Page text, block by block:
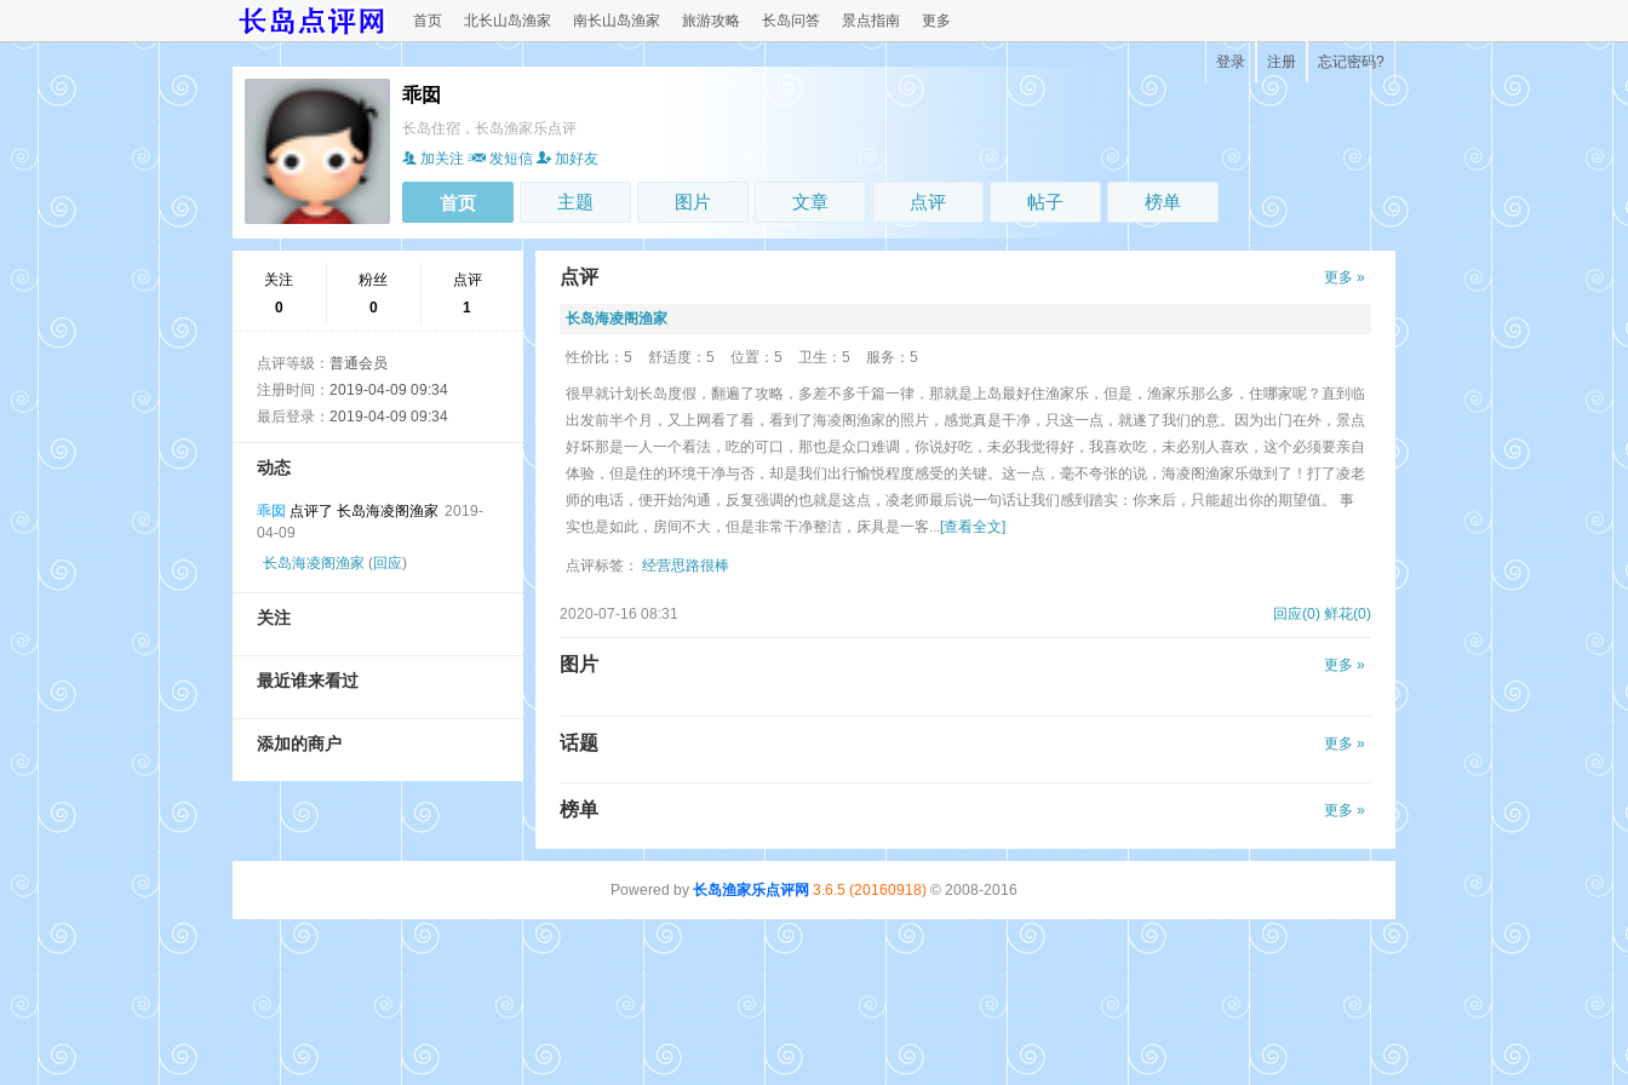
首页 北长山岛渔家 南长山岛渔家 旅游攻略 长岛问答 景点指南 更多
忘记密码?
注册
登录
乖囡
长岛住宿，长岛渔家乐点评
加关注
发短信 加好友
首页 主题 图片 文章 点评 帖子 榜单
关注
0
粉丝
0
点评
1
点评等级： 普通会员
注册时间： 2019-04-09 09:34
最后登录： 2019-04-09 09:34
动态
乖囡 点评了 长岛海凌阁渔家 2019-
04-09
长岛海凌阁渔家 (回应)
关注
最近谁来看过
添加的商户
点评 更多 »
长岛海凌阁渔家
性价比：5 舒适度：5 位置：5 卫生：5 服务：5
很早就计划长岛度假，翻遍了攻略，多差不多千篇一律，那就是上岛最好住渔家乐，但是，渔家乐那么多，住哪家呢？直到临
出发前半个月，又上网看了看，看到了海凌阁渔家的照片，感觉真是干净，只这一点，就遂了我们的意。因为出门在外，景点
好坏那是一人一个看法，吃的可口，那也是众口难调，你说好吃，未必我觉得好，我喜欢吃，未必别人喜欢，这个必须要亲自
体验，但是住的环境干净与否，却是我们出行愉悦程度感受的关键。这一点，毫不夸张的说，海凌阁渔家乐做到了！打了凌老
师的电话，便开始沟通，反复强调的也就是这点，凌老师最后说一句话让我们感到踏实：你来后，只能超出你的期望值。 事
实也是如此，房间不大，但是非常干净整洁，床具是一客...[查看全文]
点评标签： 经营思路很棒
回应(0) 鲜花(0)
2020-07-16 08:31
图片 更多 »
话题 更多 »
榜单 更多 »
Powered by 长岛渔家乐点评网 3.6.5 (20160918) © 2008-2016